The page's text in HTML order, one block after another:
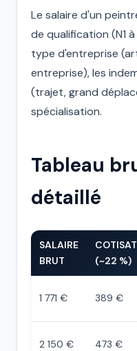
Le salaire d'un
de qualification (N1 à
type d'entreprise
entreprise), les
(trajet, grand
spécialisation.
Tableau
détaillé
SALAIRE
BRUT
(~22 %)
1 771 € 389 €
2 150 € 473 €